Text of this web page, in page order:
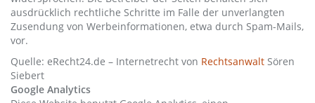
ausdrücklich rechtliche Schritte im Falle der unverlangten
Zusendung von Werbeinformationen, etwa durch Spam-Mails,
vor.
Quelle: eRecht24.de – Internetrecht von Rechtsanwalt Sören
Siebert
Google Analytics